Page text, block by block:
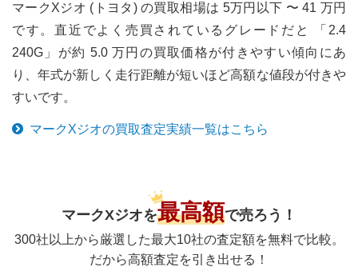
マークXジオ (トヨタ) の買取相場は 5万円以下 〜 41 万円
です。直近でよく売買されているグレードだと 「2.4
240G」が約 5.0 万円の買取価格が付きやすい傾向にあ
り、年式が新しく走行距離が短いほど高額な値段が付きや
すいです。
マークXジオの買取査定実績一覧はこちら
マークXジオを最高額で売ろう！
300社以上から厳選した最大10社の査定額を無料で比較。
だから高額査定を引き出せる！